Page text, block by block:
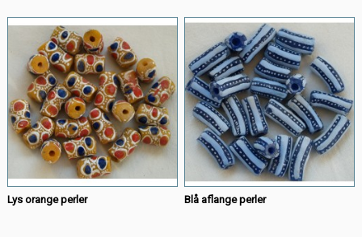
Lys orange perler Blå aflange perler